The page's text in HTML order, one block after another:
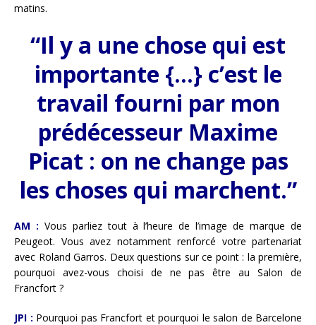
matins.
“Il y a une chose qui est
importante {…} c’est le
travail fourni par mon
prédécesseur Maxime
Picat : on ne change pas
les choses qui marchent.”
AM : Vous parliez tout à l’heure de l’image de marque de
Peugeot. Vous avez notamment renforcé votre partenariat
avec Roland Garros. Deux questions sur ce point : la première,
pourquoi avez-vous choisi de ne pas être au Salon de
Francfort ?
JPI : Pourquoi pas Francfort et pourquoi le salon de Barcelone